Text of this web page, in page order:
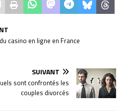
casino en ligne en France
SUIVANT
sont confrontés les
couples divorcés